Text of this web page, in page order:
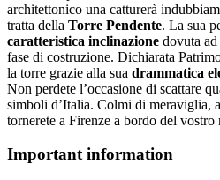
architettonico una catturerà
tratta della Torre Pendente. La sua
caratteristica inclinazione dovuta
fase di costruzione. Dichiarata
la torre grazie alla sua drammatica
Non perdete l’occasione di scattare
simboli d’Italia. Colmi di meraviglia,
tornerete a Firenze a bordo del vostro
Important information